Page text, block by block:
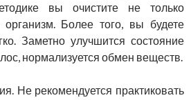
вы очистите не только
Более того, вы будете
Заметно улучшится состояние
нормализуется обмен веществ.
Не рекомендуется практиковать